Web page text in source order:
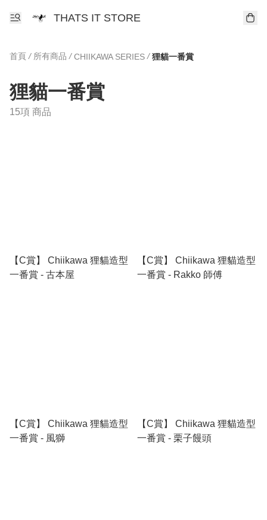
THATS IT STORE
首頁 / 所有商品 / CHIIKAWA SERIES / 狸貓一番賞
狸貓一番賞
15項 商品
【C賞】 Chiikawa 狸貓造型
一番賞 - 古本屋
【C賞】 Chiikawa 狸貓造型
一番賞 - Rakko 師傅
【C賞】 Chiikawa 狸貓造型
一番賞 - 風獅
【C賞】 Chiikawa 狸貓造型
一番賞 - 栗子饅頭